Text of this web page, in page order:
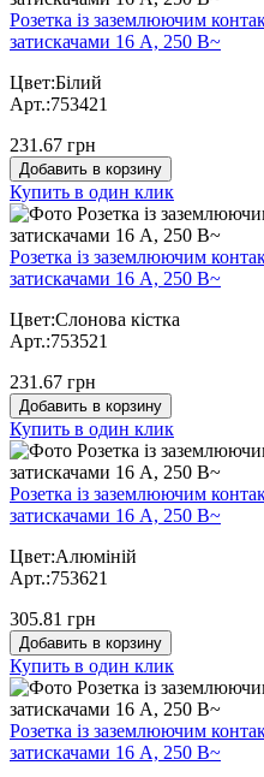
Розетка із заземлюючим
затискачами 16 А, 250 В~
Цвет:Білий
Арт.:753421
231.67 грн
Добавить в корзину
Купить в один клик
Розетка із заземлюючим
затискачами 16 А, 250 В~
Цвет:Слонова кістка
Арт.:753521
231.67 грн
Добавить в корзину
Купить в один клик
Розетка із заземлюючим
затискачами 16 А, 250 В~
Цвет:Алюміній
Арт.:753621
305.81 грн
Добавить в корзину
Купить в один клик
Розетка із заземлюючим
затискачами 16 А, 250 В~